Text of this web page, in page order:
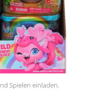
Spielen einladen.